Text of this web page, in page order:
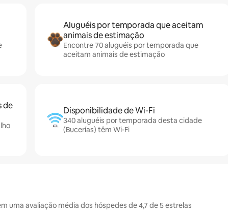
Aluguéis por temporada que aceitam
animais de estimação
Encontre 70 aluguéis por temporada que
aceitam animais de estimação
de
Disponibilidade de Wi-Fi
340 aluguéis por temporada desta cidade
(Bucerías) têm Wi-Fi
uma avaliação média dos hóspedes de 4,7 de 5 estrelas